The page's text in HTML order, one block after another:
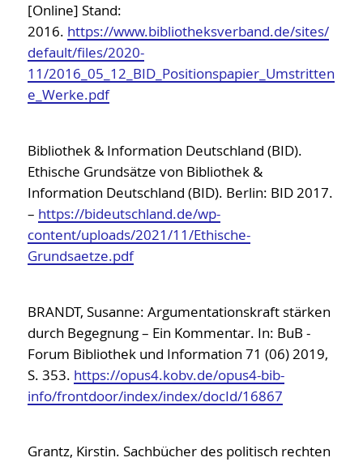
[Online] Stand:
2016. https://www.bibliotheksverband.de/sites/
default/files/2020-
11/2016_05_12_BID_Positionspapier_Umstritten
e_Werke.pdf
Bibliothek & Information Deutschland (BID).
Ethische Grundsätze von Bibliothek &
Information Deutschland (BID). Berlin: BID 2017.
– https://bideutschland.de/wp-
content/uploads/2021/11/Ethische-
Grundsaetze.pdf
BRANDT, Susanne: Argumentationskraft stärken
durch Begegnung – Ein Kommentar. In: BuB -
Forum Bibliothek und Information 71 (06) 2019,
S. 353. https://opus4.kobv.de/opus4-bib-
info/frontdoor/index/index/docId/16867
Grantz, Kirstin. Sachbücher des politisch rechten